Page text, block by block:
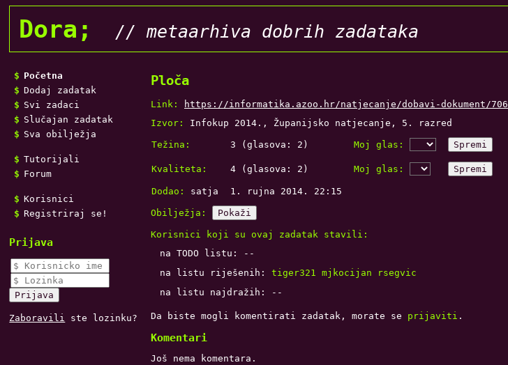
Dora; // metaarhiva dobrih zadataka
Početna
Dodaj zadatak
Svi zadaci
Slučajan zadatak
Sva obilježja
Tutorijali
Forum
Korisnici
Registriraj se!
Prijava
Zaboravili ste lozinku?
Ploča
Link:
https://informatika.azoo.hr/natjecanje/dobavi-dokument/706
Izvor: Infokup 2014., Županijsko natjecanje, 5. razred
Težina: 3 (glasova: 2 ) Moj glas: Spremi
Kvaliteta: 4 (glasova: 2 ) Moj glas: Spremi
Dodao: satja 1. rujna 2014. 22:15
Obilježja: Pokaži
Korisnici koji su ovaj zadatak stavili:
na TODO listu: --
na listu riješenih: tiger321 mjkocijan
rsegvic
na listu najdražih: --
Da biste mogli komentirati zadatak, morate se prijaviti .
Komentari
Još nema komentara.